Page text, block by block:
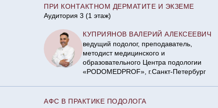
ПРИ КОНТАКТНОМ ДЕРМАТИТЕ И ЭКЗЕМЕ
Аудитория 3 (1 этаж)
КУПРИЯНОВ ВАЛЕРИЙ АЛЕКСЕЕВИЧ
ведущий подолог, преподаватель,
методист медицинского и
образовательного Центра подологии
«PODOMEDPROF», г.Санкт-Петербург
АФС В ПРАКТИКЕ ПОДОЛОГА